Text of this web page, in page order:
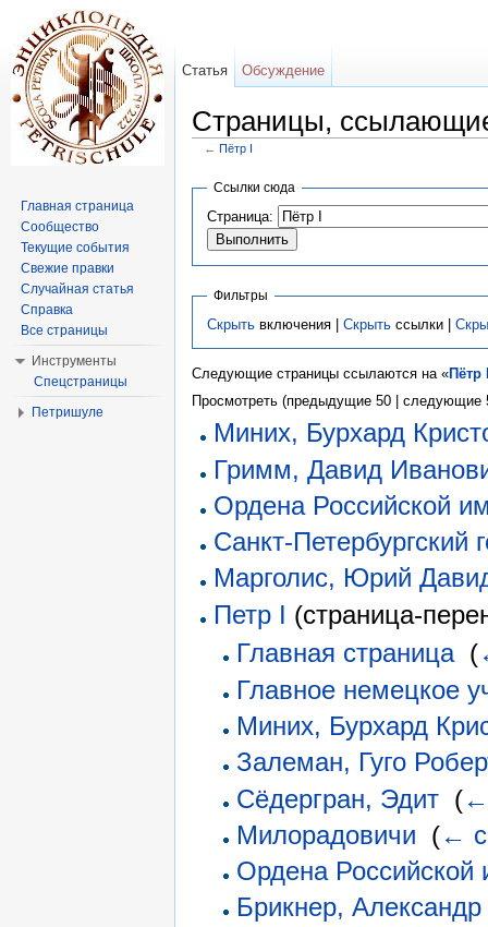
Страницы,
← Пётр I
Ссылки сюда
Страница:
Фильтры
Скрытьвключения | Скрытьссылки |
Следующие страницы ссылаются на «Пётр
Просмотреть (предыдущие 50 | следующие
Миних, Бурхард
Гримм, Давид
Ордена Российской
Санкт-Петербургский
Марголис, Юрий
Петр I (страница-
Главная страница‎ (
Главное немецкое
Миних, Бурхард
Залеман, Гуго
Сёдергран, Эдит‎ (←
Милорадовичи (←
Ордена Российской
Брикнер, Александр
Статья Обсуждение
Главная страница
Сообщество
Текущие события
Свежие правки
Случайная статья
Справка
Все страницы
Инструменты
Спецстраницы
Петришуле